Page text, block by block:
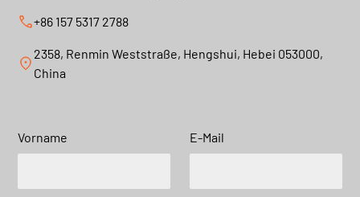
+86 157 5317 2788
2358, Renmin Weststraße, Hengshui, Hebei 053000,
China
Vorname E-Mail